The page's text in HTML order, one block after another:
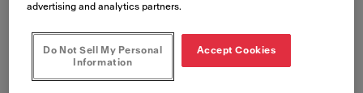
advertising and analytics partners.
Do Not Sell My Personal
Information
Accept Cookies